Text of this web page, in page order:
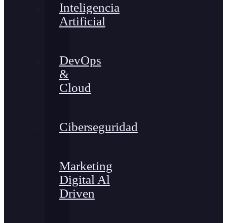
Inteligencia
Artificial
DevOps
&
Cloud
Ciberseguridad
Marketing
Digital Al
Driven